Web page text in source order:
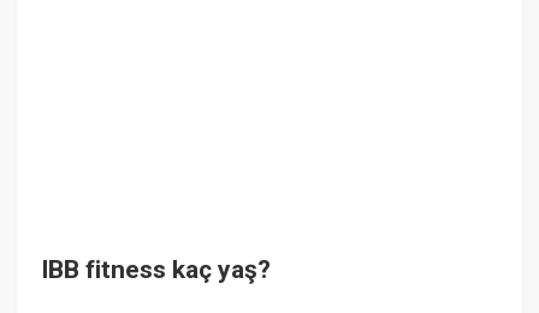
IBB fitness kaç yaş?